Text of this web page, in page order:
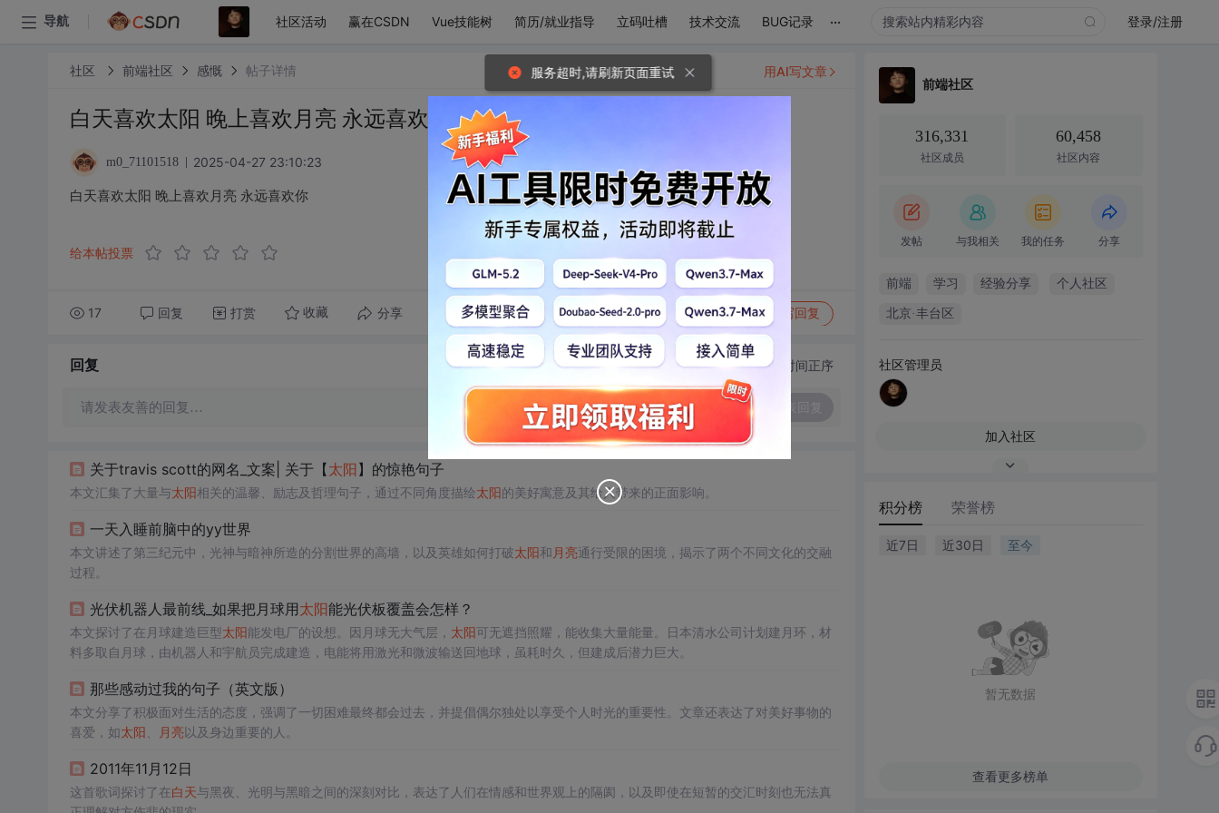
导航 社区活动 赢在CSDN Vue技能树 简历/就业指导 立码吐槽 技术交流 BUG记录 ... 登录/注册
社区 前端社区 感慨 帖子详情
白天喜欢太阳 晚上喜欢月亮 永远喜欢你
m0_71101518 2025-04-27 23:10:23
白天喜欢太阳 晚上喜欢月亮 永远喜欢你
给本帖投票
17 回复 打赏 收藏 分享 转发到动态 举报 写回复
用AI写文章
回复 切换为时间正序
请发表友善的回复…
关于travis scott的网名_文案| 关于【太阳】的惊艳句子
本文汇集了大量与太阳相关的温馨、励志及哲理句子，通过不同角度描绘太阳的美好寓意及其给人带来的正面影响。
一天入睡前脑中的yy世界
本文讲述了第三纪元中，光神与暗神所造的分割世界的高墙，以及英雄如何打破太阳和 月亮通行受限的困境，揭示了两个不同文化的交融
过程。
光伏机器人最前线_如果把月球用太阳能光伏板覆盖会怎样？
本文探讨了在月球建造巨型太阳能发电厂的设想。因月球无大气层， 太阳可无遮挡照耀，能收集大量能量。日本清水公司计划建月环，材
料多取自月球，由机器人和宇航员完成建造，电能将用激光和微波输送回地球，虽耗时久，但建成后潜力巨大。
那些感动过我的句子（英文版）
本文分享了积极面对生活的态度，强调了一切困难最终都会过去，并提倡偶尔独处以享受个人时光的重要性。文章还表达了对美好事物的
喜爱，如太阳 月亮以及身边重要的人。
2011年11月12日
这首歌词探讨了在白天与黑夜、光明与黑暗之间的深刻对比，表达了人们在情感和世界观上的隔阂，以及即使在短暂的交汇时刻也无法真
前端社区
316,331
社区成员
60,458
社区内容
发帖 与我相关 我的任务 分享
前端 学习 经验分享 个人社区
北京·丰台区
社区管理员
加入社区
积分榜 荣誉榜
近7日 近30日 至今
暂无数据
查看更多榜单
服务超时,请刷新页面重试